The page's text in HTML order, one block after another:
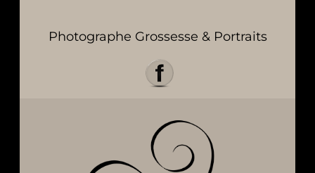
Photographe Grossesse & Portraits